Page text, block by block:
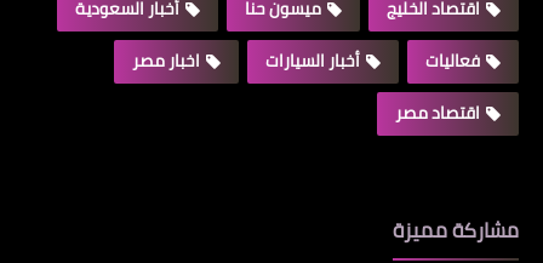
اقتصاد الخليج
ميسون حنا
أخبار السعودية
فعاليات
أخبار السيارات
اخبار مصر
اقتصاد مصر
مشاركة مميزة